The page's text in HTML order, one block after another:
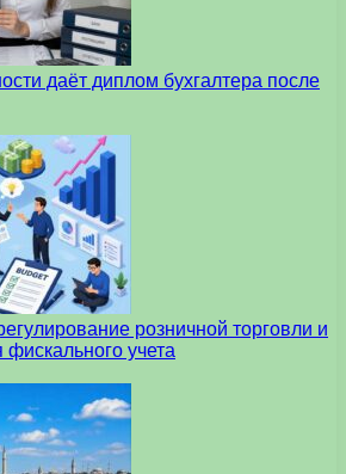
даёт диплом бухгалтера после
розничной торговли и
учета